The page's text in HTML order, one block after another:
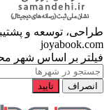
طراحی، توسعه و
joyabook.com
فیلتر بر اساس شهر
انصراف تایید